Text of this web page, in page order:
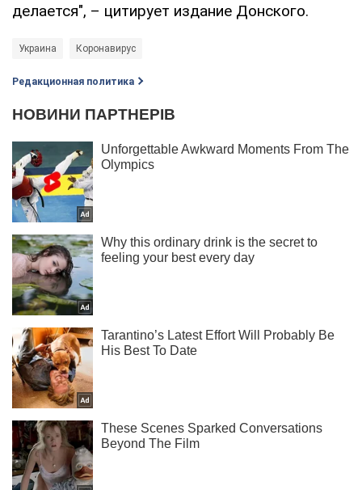
делается", – цитирует издание Донского.
Украина Коронавирус
Редакционная политика